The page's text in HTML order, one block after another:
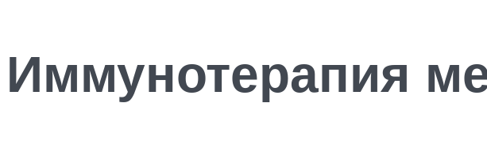
Иммунотерапия